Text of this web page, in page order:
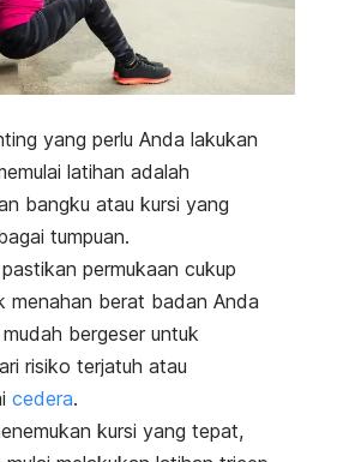
yang perlu Anda lakukan
latihan adalah
bangku atau kursi yang
tumpuan.
permukaan cukup
menahan berat badan Anda
bergeser untuk
risiko terjatuh atau
cedera.
kursi yang tepat,